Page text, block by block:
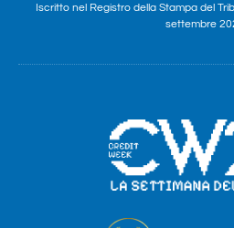
Iscritto nel Registro della Stampa del
settembre